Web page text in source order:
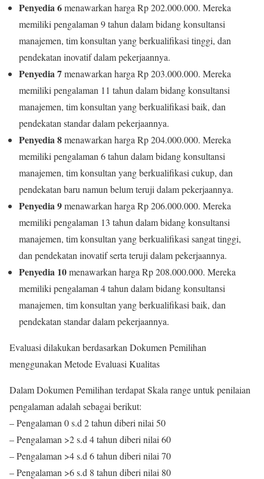
Penyedia 6menawarkan harga Rp 202.000.000. Mereka
memiliki pengalaman 9 tahun dalam bidang konsultansi
manajemen, tim konsultan yang berkualifikasi tinggi, dan
pendekatan inovatif dalam pekerjaannya.
Penyedia 7menawarkan harga Rp 203.000.000. Mereka
memiliki pengalaman 11 tahun dalam bidang konsultansi
manajemen, tim konsultan yang berkualifikasi baik, dan
pendekatan standar dalam pekerjaannya.
Penyedia 8menawarkan harga Rp 204.000.000. Mereka
memiliki pengalaman 6 tahun dalam bidang konsultansi
manajemen, tim konsultan yang berkualifikasi cukup, dan
pendekatan baru namun belum teruji dalam pekerjaannya.
Penyedia 9menawarkan harga Rp 206.000.000. Mereka
memiliki pengalaman 13 tahun dalam bidang konsultansi
manajemen, tim konsultan yang berkualifikasi sangat tinggi,
dan pendekatan inovatif serta teruji dalam pekerjaannya.
Penyedia 10menawarkan harga Rp 208.000.000. Mereka
memiliki pengalaman 4 tahun dalam bidang konsultansi
manajemen, tim konsultan yang berkualifikasi baik, dan
pendekatan standar dalam pekerjaannya.
Evaluasi dilakukan berdasarkan Dokumen Pemilihan
menggunakan Metode Evaluasi Kualitas
Dalam Dokumen Pemilihan terdapat Skala range untuk penilaian
pengalaman adalah sebagai berikut:
– Pengalaman 0 s.d 2 tahun diberi nilai 50
– Pengalaman >2 s.d 4 tahun diberi nilai 60
– Pengalaman >4 s.d 6 tahun diberi nilai 70
– Pengalaman >6 s.d 8 tahun diberi nilai 80